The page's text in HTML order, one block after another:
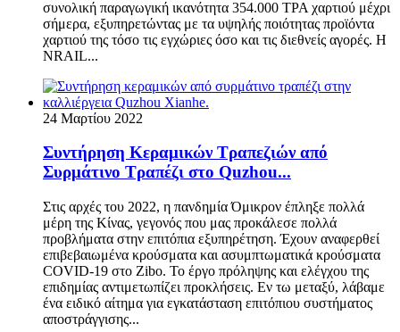
συνολική παραγωγική ικανότητα 354.000 TPA χαρτιού μέχρι
σήμερα, εξυπηρετώντας με τα υψηλής ποιότητας προϊόντα
χαρτιού της τόσο τις εγχώριες όσο και τις διεθνείς αγορές. Η
NRAIL...
24 Μαρτίου 2022
Συντήρηση Κεραμικών Τραπεζιών από
Συρμάτινο Τραπέζι στο Quzhou...
Στις αρχές του 2022, η πανδημία Όμικρον έπληξε πολλά
μέρη της Κίνας, γεγονός που μας προκάλεσε πολλά
προβλήματα στην επιτόπια εξυπηρέτηση. Έχουν αναφερθεί
επιβεβαιωμένα κρούσματα και ασυμπτωματικά κρούσματα
COVID-19 στο Zibo. Το έργο πρόληψης και ελέγχου της
επιδημίας αντιμετωπίζει προκλήσεις. Εν τω μεταξύ, λάβαμε
ένα ειδικό αίτημα για εγκατάσταση επιτόπιου συστήματος
αποστράγγισης...